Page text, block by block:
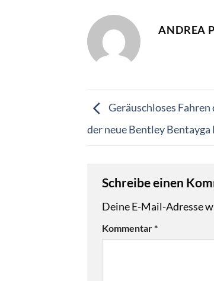
ANDREA
Geräuschloses
der neue Bentley
Schreibe einen
Deine E-Mail-Adresse
Kommentar*